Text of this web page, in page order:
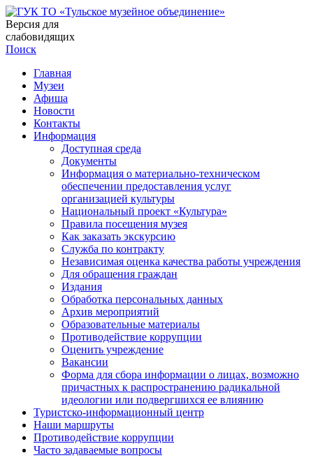
Версия для
слабовидящих
Поиск
Главная
Музеи
Афиша
Новости
Контакты
Информация
Доступная среда
Документы
Информация о материально-техническом
обеспечении предоставления услуг
организацией культуры
Национальный проект «Культура»
Правила посещения музея
Как заказать экскурсию
Служба по контракту
Независимая оценка качества работы учреждения
Для обращения граждан
Издания
Обработка персональных данных
Архив мероприятий
Образовательные материалы
Противодействие коррупции
Оценить учреждение
Вакансии
Форма для сбора информации о лицах, возможно
причастных к распространению радикальной
идеологии или подвергшихся ее влиянию
Туристско-информационный центр
Наши маршруты
Противодействие коррупции
Часто задаваемые вопросы